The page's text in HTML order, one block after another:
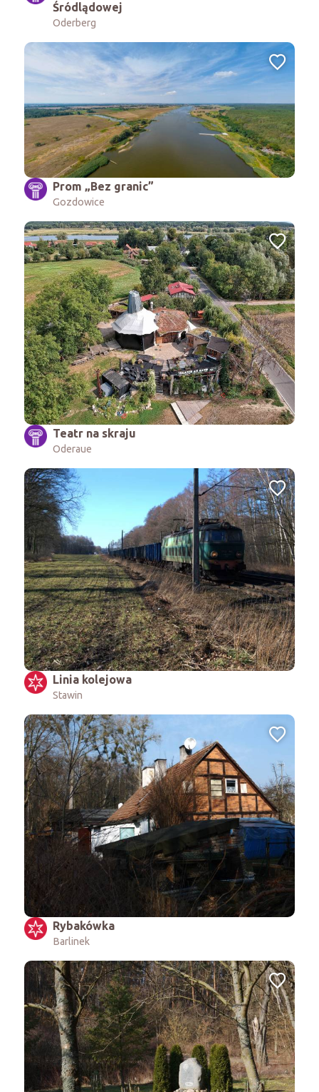
Śródlądowej
Oderberg
Prom „Bez granic”
Gozdowice
Teatr na skraju
Oderaue
Linia kolejowa
Stawin
Rybakówka
Barlinek